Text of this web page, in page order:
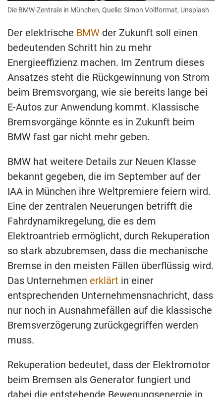
Die BMW-Zentrale in München, Quelle: Simon Vollformat, Unsplash
Der elektrische BMW der Zukunft soll einen
bedeutenden Schritt hin zu mehr
Energieeffizienz machen. Im Zentrum dieses
Ansatzes steht die Rückgewinnung von Strom
beim Bremsvorgang, wie sie bereits lange bei
E-Autos zur Anwendung kommt. Klassische
Bremsvorgänge könnte es in Zukunft beim
BMW fast gar nicht mehr geben.
BMW hat weitere Details zur Neuen Klasse
bekannt gegeben, die im September auf der
IAA in München ihre Weltpremiere feiern wird.
Eine der zentralen Neuerungen betrifft die
Fahrdynamikregelung, die es dem
Elektroantrieb ermöglicht, durch Rekuperation
so stark abzubremsen, dass die mechanische
Bremse in den meisten Fällen überflüssig wird.
Das Unternehmen erklärt in einer
entsprechenden Unternehmensnachricht, dass
nur noch in Ausnahmefällen auf die klassische
Bremsverzögerung zurückgegriffen werden
muss.
Rekuperation bedeutet, dass der Elektromotor
beim Bremsen als Generator fungiert und